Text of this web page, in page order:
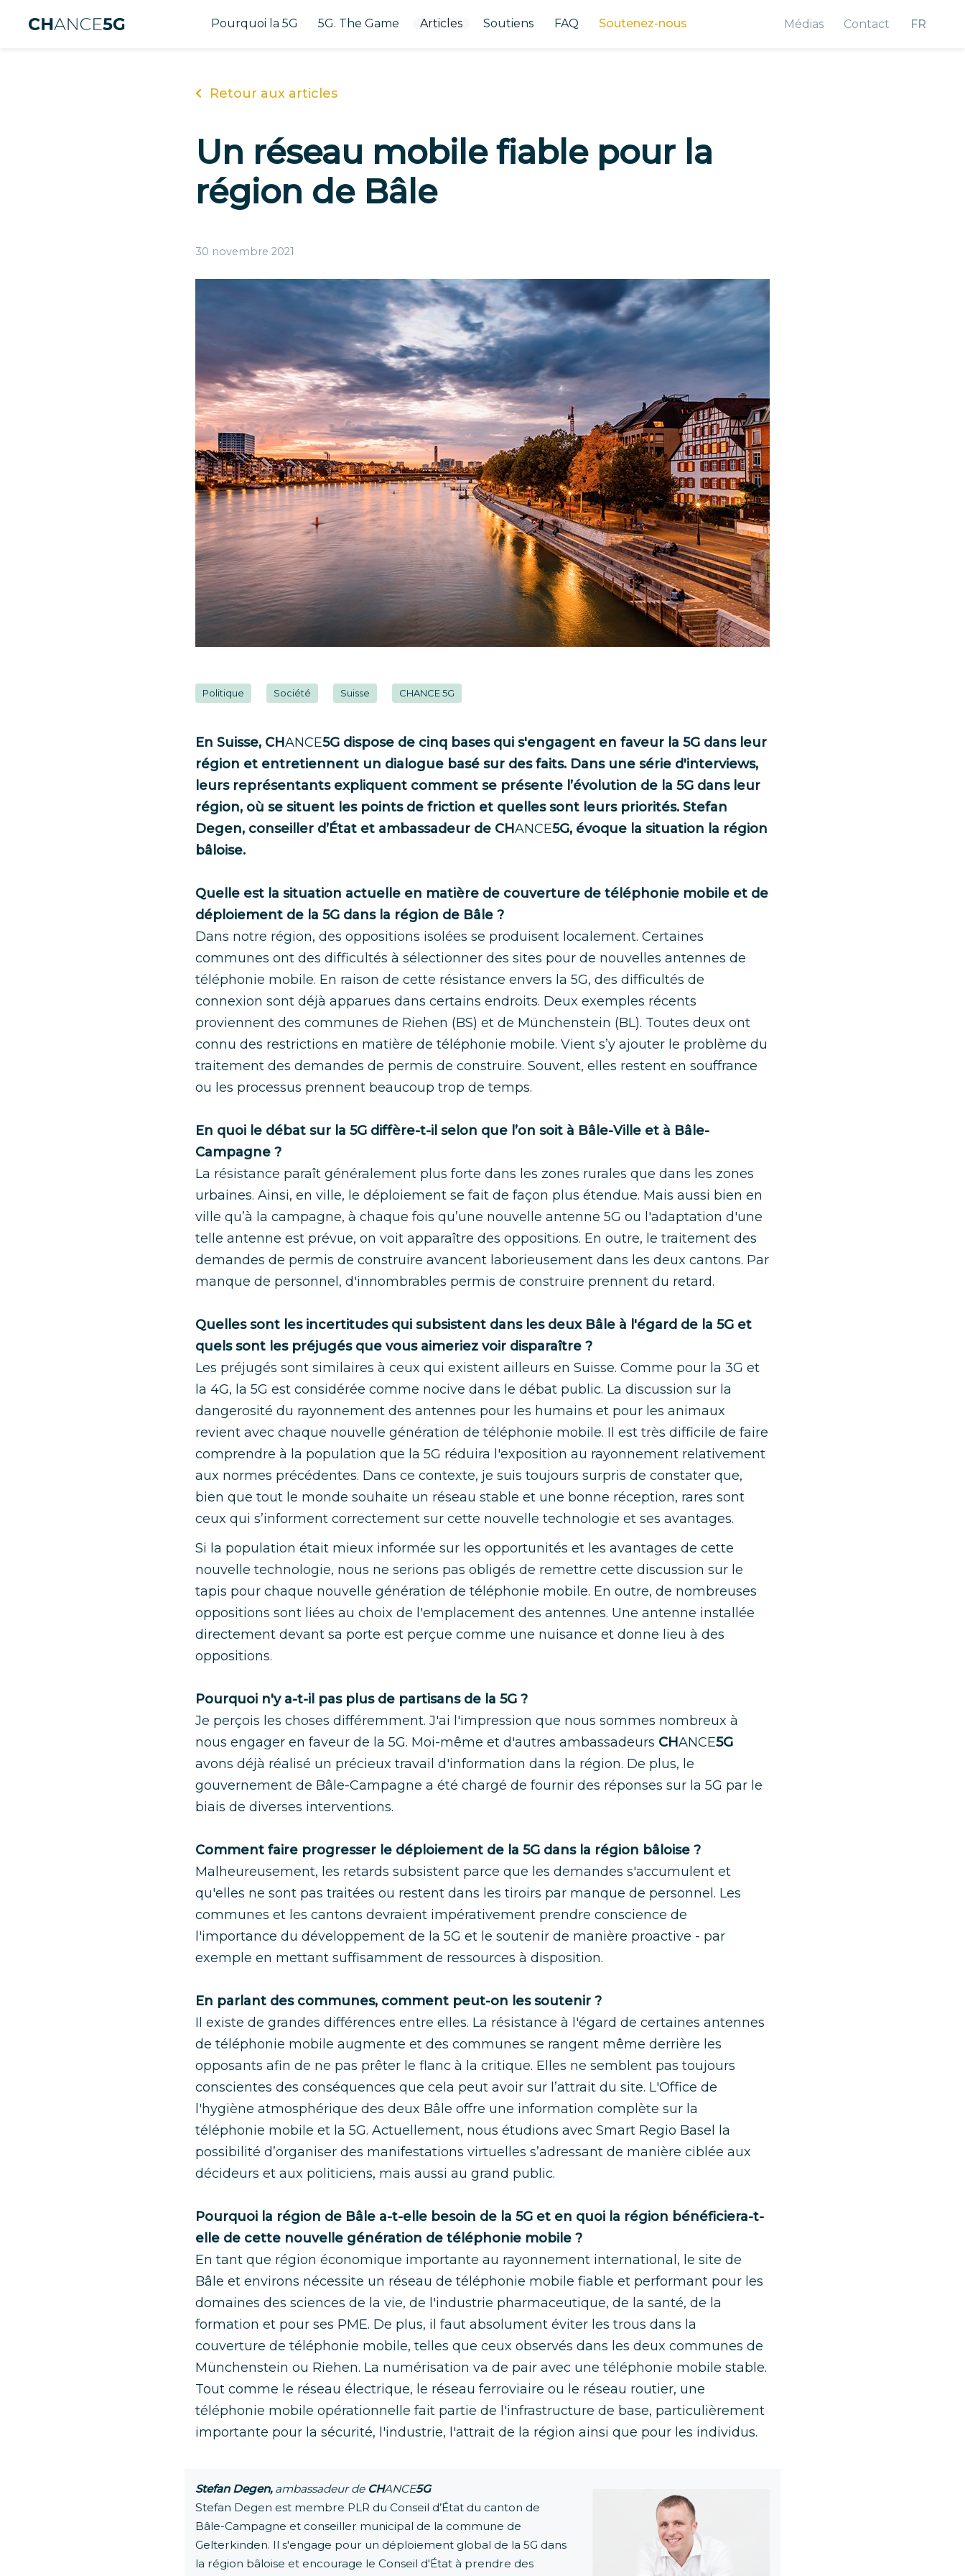
Pourquoi la 5G 5G. The Game Articles Soutiens FAQ Soutenez-nous Médias Contact FR
Retour aux articles
Un réseau mobile fiable pour la
région de Bâle
30 novembre 2021
Politique Société Suisse CHANCE 5G
En Suisse, CHANCE5G dispose de cinq bases qui s'engagent en faveur la 5G dans leur
région et entretiennent un dialogue basé sur des faits. Dans une série d'interviews,
leurs représentants expliquent comment se présente l’évolution de la 5G dans leur
région, où se situent les points de friction et quelles sont leurs priorités. Stefan
Degen, conseiller d’État et ambassadeur de CHANCE5G, évoque la situation la région
bâloise.
Quelle est la situation actuelle en matière de couverture de téléphonie mobile et de
déploiement de la 5G dans la région de Bâle ?
Dans notre région, des oppositions isolées se produisent localement. Certaines
communes ont des difficultés à sélectionner des sites pour de nouvelles antennes de
téléphonie mobile. En raison de cette résistance envers la 5G, des difficultés de
connexion sont déjà apparues dans certains endroits. Deux exemples récents
proviennent des communes de Riehen (BS) et de Münchenstein (BL). Toutes deux ont
connu des restrictions en matière de téléphonie mobile. Vient s’y ajouter le problème du
traitement des demandes de permis de construire. Souvent, elles restent en souffrance
ou les processus prennent beaucoup trop de temps.
En quoi le débat sur la 5G diffère-t-il selon que l’on soit à Bâle-Ville et à Bâle-
Campagne ?
La résistance paraît généralement plus forte dans les zones rurales que dans les zones
urbaines. Ainsi, en ville, le déploiement se fait de façon plus étendue. Mais aussi bien en
ville qu’à la campagne, à chaque fois qu’une nouvelle antenne 5G ou l'adaptation d'une
telle antenne est prévue, on voit apparaître des oppositions. En outre, le traitement des
demandes de permis de construire avancent laborieusement dans les deux cantons. Par
manque de personnel, d'innombrables permis de construire prennent du retard.
Quelles sont les incertitudes qui subsistent dans les deux Bâle à l'égard de la 5G et
quels sont les préjugés que vous aimeriez voir disparaître ?
Les préjugés sont similaires à ceux qui existent ailleurs en Suisse. Comme pour la 3G et
la 4G, la 5G est considérée comme nocive dans le débat public. La discussion sur la
dangerosité du rayonnement des antennes pour les humains et pour les animaux
revient avec chaque nouvelle génération de téléphonie mobile. Il est très difficile de faire
comprendre à la population que la 5G réduira l'exposition au rayonnement relativement
aux normes précédentes. Dans ce contexte, je suis toujours surpris de constater que,
bien que tout le monde souhaite un réseau stable et une bonne réception, rares sont
ceux qui s’informent correctement sur cette nouvelle technologie et ses avantages.
Si la population était mieux informée sur les opportunités et les avantages de cette
nouvelle technologie, nous ne serions pas obligés de remettre cette discussion sur le
tapis pour chaque nouvelle génération de téléphonie mobile. En outre, de nombreuses
oppositions sont liées au choix de l'emplacement des antennes. Une antenne installée
directement devant sa porte est perçue comme une nuisance et donne lieu à des
oppositions.
Pourquoi n'y a-t-il pas plus de partisans de la 5G ?
Je perçois les choses différemment. J'ai l'impression que nous sommes nombreux à
nous engager en faveur de la 5G. Moi-même et d'autres ambassadeurs CHANCE5G
avons déjà réalisé un précieux travail d'information dans la région. De plus, le
gouvernement de Bâle-Campagne a été chargé de fournir des réponses sur la 5G par le
biais de diverses interventions.
Comment faire progresser le déploiement de la 5G dans la région bâloise ?
Malheureusement, les retards subsistent parce que les demandes s'accumulent et
qu'elles ne sont pas traitées ou restent dans les tiroirs par manque de personnel. Les
communes et les cantons devraient impérativement prendre conscience de
l'importance du développement de la 5G et le soutenir de manière proactive - par
exemple en mettant suffisamment de ressources à disposition.
En parlant des communes, comment peut-on les soutenir ?
Il existe de grandes différences entre elles. La résistance à l'égard de certaines antennes
de téléphonie mobile augmente et des communes se rangent même derrière les
opposants afin de ne pas prêter le flanc à la critique. Elles ne semblent pas toujours
conscientes des conséquences que cela peut avoir sur l’attrait du site. L'Office de
l'hygiène atmosphérique des deux Bâle offre une information complète sur la
téléphonie mobile et la 5G. Actuellement, nous étudions avec Smart Regio Basel la
possibilité d’organiser des manifestations virtuelles s’adressant de manière ciblée aux
décideurs et aux politiciens, mais aussi au grand public.
Pourquoi la région de Bâle a-t-elle besoin de la 5G et en quoi la région bénéficiera-t-
elle de cette nouvelle génération de téléphonie mobile ?
En tant que région économique importante au rayonnement international, le site de
Bâle et environs nécessite un réseau de téléphonie mobile fiable et performant pour les
domaines des sciences de la vie, de l'industrie pharmaceutique, de la santé, de la
formation et pour ses PME. De plus, il faut absolument éviter les trous dans la
couverture de téléphonie mobile, telles que ceux observés dans les deux communes de
Münchenstein ou Riehen. La numérisation va de pair avec une téléphonie mobile stable.
Tout comme le réseau électrique, le réseau ferroviaire ou le réseau routier, une
téléphonie mobile opérationnelle fait partie de l'infrastructure de base, particulièrement
importante pour la sécurité, l'industrie, l'attrait de la région ainsi que pour les individus.
Stefan Degen, ambassadeur deCHANCE5G
Stefan Degen est membre PLR du Conseil d’État du canton de
Bâle-Campagne et conseiller municipal de la commune de
Gelterkinden. Il s'engage pour un déploiement global de la 5G dans
la région bâloise et encourage le Conseil d'État à prendre des